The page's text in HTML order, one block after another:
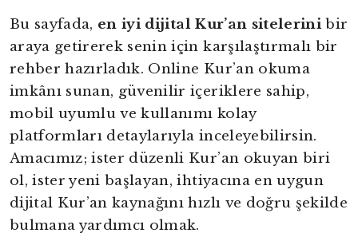
Bu sayfada, en iyi dijital Kur’an sitelerinibir
araya getirerek senin için karşılaştırmalı bir
rehber hazırladık. Online Kur’an okuma
imkânı sunan, güvenilir içeriklere sahip,
mobil uyumlu ve kullanımı kolay
platformları detaylarıyla inceleyebilirsin.
Amacımız; ister düzenli Kur’an okuyan biri
ol, ister yeni başlayan, ihtiyacına en uygun
dijital Kur’an kaynağını hızlı ve doğru şekilde
bulmana yardımcı olmak.